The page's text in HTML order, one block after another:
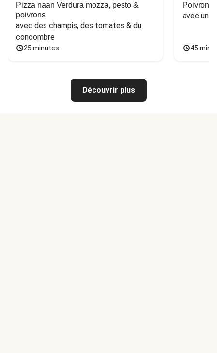
Pizza naan Verdura mozza, pesto &
poivrons
avec des champis, des tomates & du
concombre
25 minutes
Poivron
avec une
45
Découvrir plus